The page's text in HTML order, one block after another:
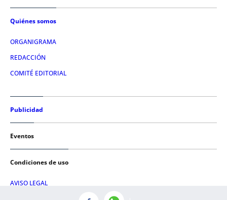
Quiénes somos
ORGANIGRAMA
REDACCIÓN
COMITÉ EDITORIAL
Publicidad
Eventos
Condiciones de uso
AVISO LEGAL